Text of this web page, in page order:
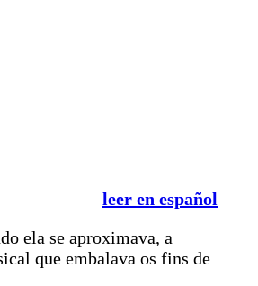
leer en español
ela se aproximava, a
que embalava os fins de